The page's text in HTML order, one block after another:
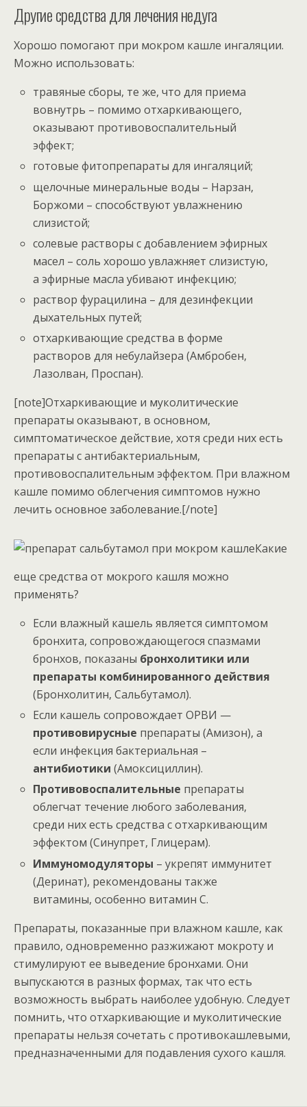
Другие средства для лечения недуга
Хорошо помогают при мокром кашле ингаляции.
Можно использовать:
травяные сборы, те же, что для приема
вовнутрь – помимо отхаркивающего,
оказывают противовоспалительный
эффект;
готовые фитопрепараты для ингаляций;
щелочные минеральные воды – Нарзан,
Боржоми – способствуют увлажнению
слизистой;
солевые растворы с добавлением эфирных
масел – соль хорошо увлажняет слизистую,
а эфирные масла убивают инфекцию;
раствор фурацилина – для дезинфекции
дыхательных путей;
отхаркивающие средства в форме
растворов для небулайзера (Амбробен,
Лазолван, Проспан).
[note]Отхаркивающие и муколитические
препараты оказывают, в основном,
симптоматическое действие, хотя среди них есть
препараты с антибактериальным,
противовоспалительным эффектом. При влажном
кашле помимо облегчения симптомов нужно
лечить основное заболевание.[/note]
Какие
еще средства от мокрого кашля можно
применять?
Если влажный кашель является симптомом
бронхита, сопровождающегося спазмами
бронхов, показаны бронхолитики или
препараты комбинированного действия
(Бронхолитин, Сальбутамол).
Если кашель сопровождает ОРВИ —
противовирусные препараты (Амизон), а
если инфекция бактериальная –
антибиотики (Амоксициллин).
Противовоспалительные препараты
облегчат течение любого заболевания,
среди них есть средства с отхаркивающим
эффектом (Синупрет, Глицерам).
Иммуномодуляторы – укрепят иммунитет
(Деринат), рекомендованы также
витамины, особенно витамин С.
Препараты, показанные при влажном кашле, как
правило, одновременно разжижают мокроту и
стимулируют ее выведение бронхами. Они
выпускаются в разных формах, так что есть
возможность выбрать наиболее удобную. Следует
помнить, что отхаркивающие и муколитические
препараты нельзя сочетать с противокашлевыми,
предназначенными для подавления сухого кашля.